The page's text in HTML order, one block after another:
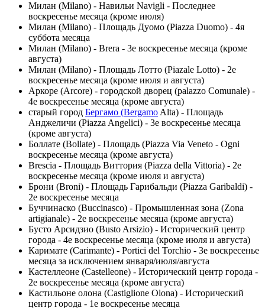
Милан (Milano) - Навильи Navigli - Последнее
воскресенье месяца (кроме июля)
Милан (Milano) - Площадь Дуомо (Piazza Duomo) - 4я
суббота месяца
Милан (Milano) - Brera - 3е воскресенье месяца (кроме
августа)
Милан (Milano) - Площадь Лотто (Piazale Lotto) - 2е
воскресенье месяца (кроме июля и августа)
Аркоре (Arcore) - городской дворец (palazzo Comunale) -
4е воскресенье месяца (кроме августа)
старый город Бергамо (Bergamo Alta) - Площадь
Анджеличи (Piazza Angelici) - 3е воскресенье месяца
(кроме августа)
Боллате (Bollate) - Площадь (Piazza Via Veneto - Ogni
воскресенье месяца (кроме августа)
Brescia - Площадь Виттория (Piazza della Vittoria) - 2е
воскресенье месяца (кроме июля и августа)
Брони (Broni) - Площадь Гарибальди (Piazza Garibaldi) -
2е воскресенье месяца
Буччинаско (Buccinasco) - Промышленная зона (Zona
artigianale) - 2е воскресенье месяца (кроме августа)
Бусто Арсидзио (Busto Arsizio) - Исторический центр
города - 4е воскресенье месяца (кроме июля и августа)
Каримате (Carimante) - Portici del Torchio - 3е воскресенье
месяца за исключением января/июля/августа
Кастеллеоне (Castelleone) - Исторический центр города -
2е воскресенье месяца (кроме августа)
Кастильоне олона (Castiglione Olona) - Исторический
центр города - 1е воскресенье месяца